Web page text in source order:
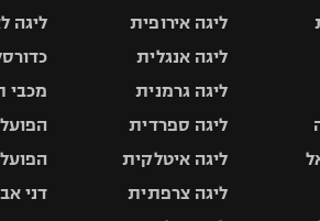
ליגה אירופית
ליגה אנגלית
ליגה גרמנית
ליגה ספרדית
ליגה איטלקית
ליגה צרפתית
ליגה
מכבי
הפועל
דני